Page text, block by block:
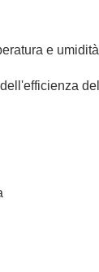
e umidità